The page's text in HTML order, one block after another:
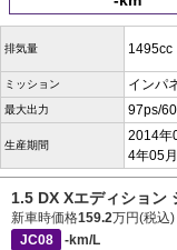
排気量 1495cc
ミッション インパ
最大出力 97ps/
生産期間
2014年
4年05月
1.5 DX Xエディション
新車時価格159.2万円(税込)
JC08
-km/L